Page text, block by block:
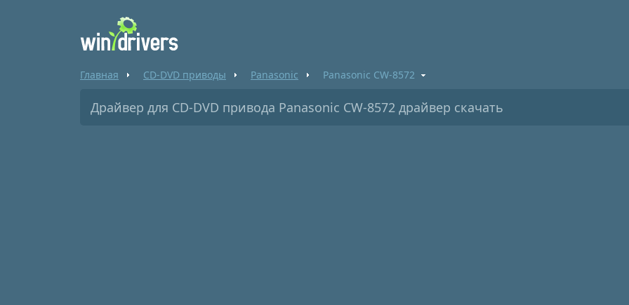
Главная CD-DVD приводы Panasonic Panasonic CW-8572
Драйвер для CD-DVD привода Panasonic CW-8572 драйвер скачать